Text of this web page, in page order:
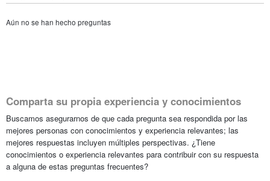
Aún no se han hecho preguntas
Comparta su propia experiencia y conocimientos
Buscamos asegurarnos de que cada pregunta sea respondida por las
mejores personas con conocimientos y experiencia relevantes; las
mejores respuestas incluyen múltiples perspectivas. ¿Tiene
conocimientos o experiencia relevantes para contribuir con su respuesta
a alguna de estas preguntas frecuentes?